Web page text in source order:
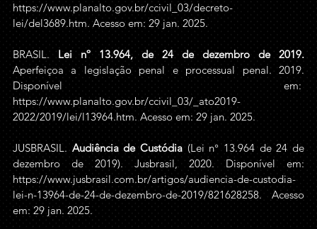
https://www.planalto.gov.br/ccivil_03/decreto-
lei/del3689.htm. Acesso em: 29 jan. 2025.
BRASIL. Lei nº 13.964, de 24 de dezembro de 2019
Aperfeiçoa a legislação penal e processual penal. 2019.
https://www.planalto.gov.br/ccivil_03/_ato2019-
2022/2019/lei/l13964.htm. Acesso em: 29 jan. 2025.
JUSBRASIL. Audiência de Custódia (Lei n° 13.964 de 24 de
https://www.jusbrasil.com.br/artigos/audiencia-de-custodia-
lei-n-13964-de-24-de-dezembro-de-2019/821628258. Acesso
em: 29 jan. 2025.